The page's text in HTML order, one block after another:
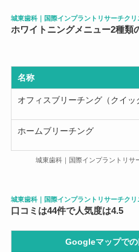
城東歯科｜国際インプラントリサーチクリ
ホワイトニングメニュー2種類
名称
オフィスブリーチング（クイッ
ホームブリーチング
城東歯科｜国際インプラントリサ
城東歯科｜国際インプラントリサーチクリ
口コミは44件で人気度は4.5
Googleマップで